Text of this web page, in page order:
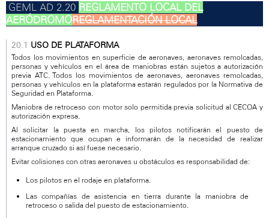
REGLAMENTO LOCAL DEL
AERÓDROMOREGLAMENTACIÓN LOCAL
USO DE PLATAFORMA
Todos los movimientos en superficie de aeronaves, aeronaves remolcadas,
personas y vehículos en el área de maniobras están sujetos a autorización
previa ATC. Todos los movimientos de aeronaves, aeronaves remolcadas,
personas y vehículos en la plataforma estarán regulados por la Normativa de
Seguridad en Plataforma.
Maniobra de retroceso con motor solo permitida previa solicitud al CECOA y
autorización expresa.
Al solicitar la puesta en marcha, los pilotos notificarán el puesto de
estacionamiento que ocupan e informarán de la necesidad de realizar
arranque cruzado si así fuese necesario.
Evitar colisiones con otras aeronaves u obstáculos es responsabilidad de:
Los pilotos en el rodaje en plataforma.
Las compañías de asistencia en tierra durante la maniobra de
retroceso o salida del puesto de estacionamiento.